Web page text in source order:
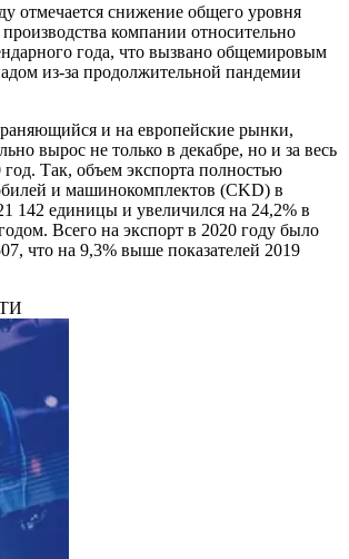
отмечается снижение общего уровня
компании относительно
года, что вызвано общемировым
из-за продолжительной пандемии
и на европейские рынки,
вырос не только в декабре, но и за весь
Так, объем экспорта полностью
и машинокомплектов (CKD) в
142 единицы и увеличился на 24,2% в
Всего на экспорт в 2020 году было
что на 9,3% выше показателей 2019